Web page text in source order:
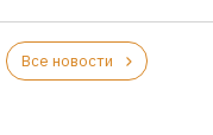
Все новости